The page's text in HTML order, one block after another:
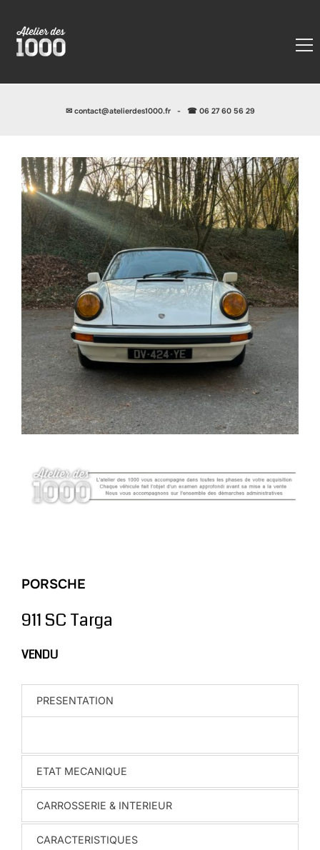
✉ contact@atelierdes1000.fr- ☎ 06 27 60 56 29
PORSCHE
911 SC Targa
VENDU
PRESENTATION
ETAT MECANIQUE
CARROSSERIE & INTERIEUR
CARACTERISTIQUES